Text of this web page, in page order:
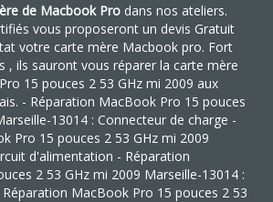
de Macbook Prodans nos ateliers.
vous proposeront un devis Gratuit
votre carte mère Macbook pro. Fort
, ils sauront vous réparer la carte mère
15 pouces 2 53 GHz mi 2009 aux
- Réparation MacBook Pro 15 pouces
13014 : Connecteur de charge -
Pro 15 pouces 2 53 GHz mi 2009
d'alimentation - Réparation
2 53 GHz mi 2009 Marseille-13014 :
MacBook Pro 15 pouces 2 53